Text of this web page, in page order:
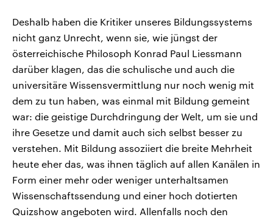
Deshalb haben die Kritiker unseres Bildungssystems
nicht ganz Unrecht, wenn sie, wie jüngst der
österreichische Philosoph Konrad Paul Liessmann
darüber klagen, das die schulische und auch die
universitäre Wissensvermittlung nur noch wenig mit
dem zu tun haben, was einmal mit Bildung gemeint
war: die geistige Durchdringung der Welt, um sie und
ihre Gesetze und damit auch sich selbst besser zu
verstehen. Mit Bildung assoziiert die breite Mehrheit
heute eher das, was ihnen täglich auf allen Kanälen in
Form einer mehr oder weniger unterhaltsamen
Wissenschaftssendung und einer hoch dotierten
Quizshow angeboten wird. Allenfalls noch den